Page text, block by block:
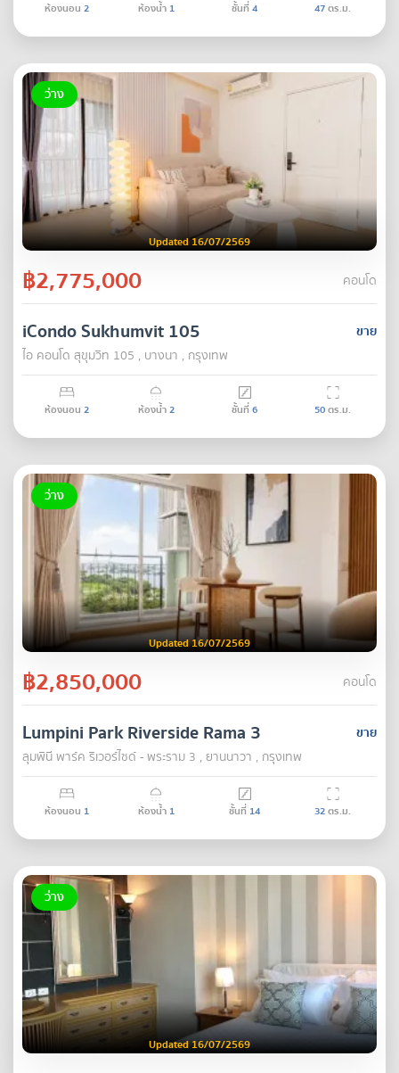
ห้องนอน 2 ห้องน้ำ 1 ชั้นที่4 47ตร.ม.
ว่าง
Updated 16/07/2569
฿2,775,000 คอนโด
ขาย
iCondo Sukhumvit 105
ไอ คอนโด สุขุมวิท 105 , บางนา , กรุงเทพ
ห้องนอน 2 ห้องน้ำ2 ชั้นที่6 50ตร.ม.
ว่าง
Updated 16/07/2569
฿2,850,000 คอนโด
ขาย
Lumpini Park Riverside Rama 3
ลุมพินี พาร์ค ริเวอร์ไซด์ - พระราม 3 , ยานนาวา , กรุงเทพ
ห้องนอน 1 ห้องน้ำ 1 ชั้นที่ 14 32ตร.ม.
ว่าง
Updated 16/07/2569